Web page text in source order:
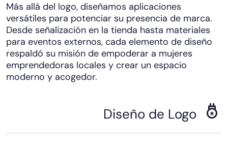
Más allá del logo, diseñamos aplicaciones
versátiles para potenciar su presencia de marca.
Desde señalización en la tienda hasta materiales
para eventos externos, cada elemento de diseño
respaldó su misión de empoderar a mujeres
emprendedoras locales y crear un espacio
moderno y acogedor.
Diseño de Logo